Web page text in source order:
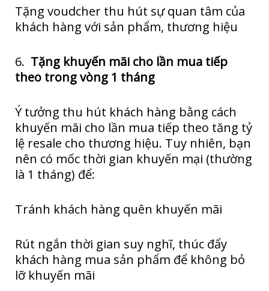
Tặng voudcher thu hút sự quan tâm của
khách hàng với sản phẩm, thương hiệu
6. Tặng khuyến mãi cho lần mua tiếp
theo trong vòng 1 tháng
Ý tưởng thu hút khách hàng bằng cách
khuyến mãi cho lần mua tiếp theo tăng tỷ
lệ resale cho thương hiệu. Tuy nhiên, bạn
nên có mốc thời gian khuyến mại (thường
là 1 tháng) để:
Tránh khách hàng quên khuyến mãi
Rút ngắn thời gian suy nghĩ, thúc đẩy
khách hàng mua sản phẩm để không bỏ
lỡ khuyến mãi